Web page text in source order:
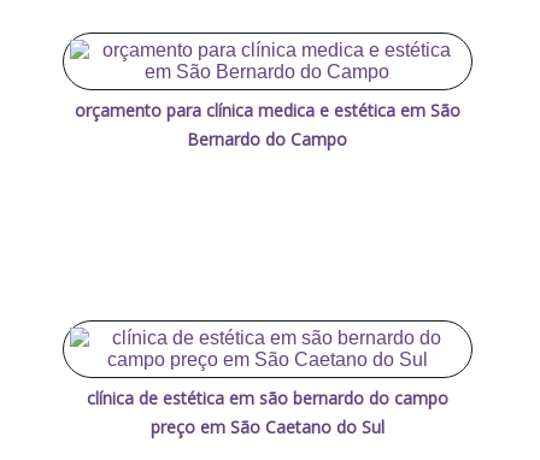
orçamento para clínica medica e estética em São
Bernardo do Campo
clínica de estética em são bernardo do campo
preço em São Caetano do Sul